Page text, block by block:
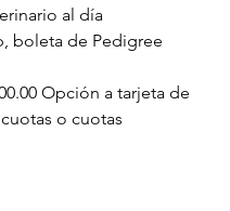
al día
boleta de Pedigree
Opción a tarjeta de
o cuotas